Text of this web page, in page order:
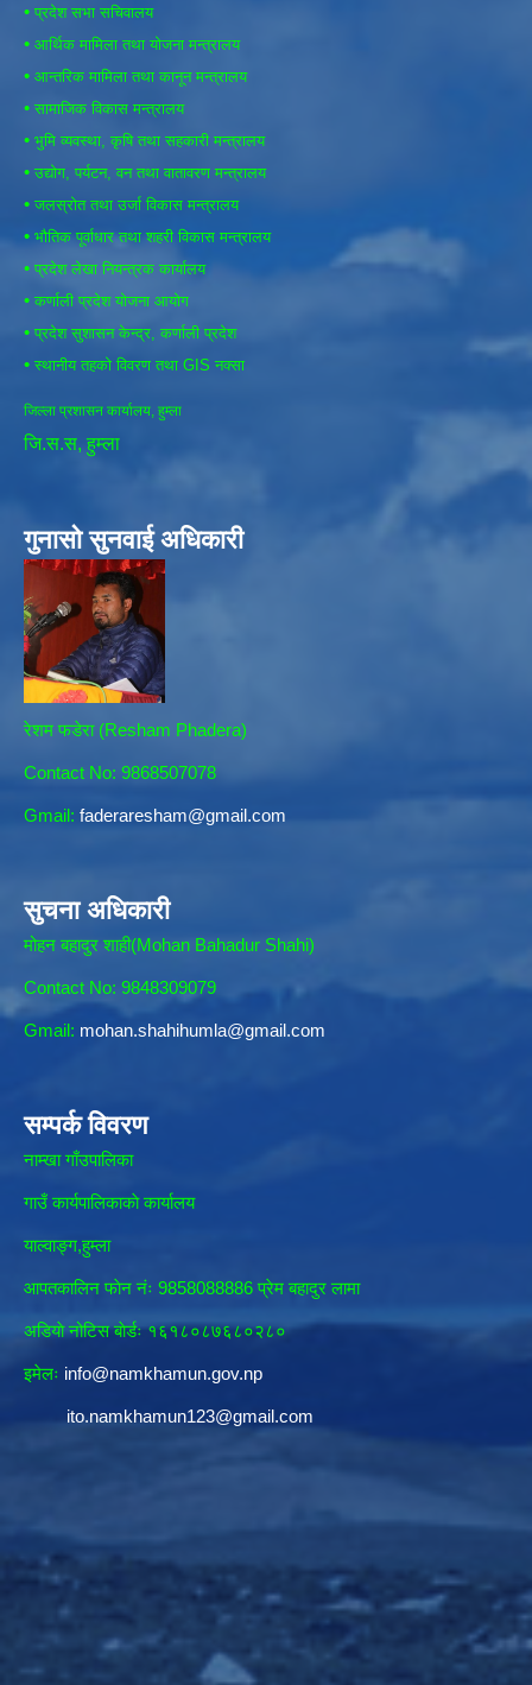
• प्रदेश सभा सचिवालय
• आर्थिक मामिला तथा योजना मन्त्रालय
• आन्तरिक मामिला तथा कानून मन्त्रालय
• सामाजिक विकास मन्त्रालय
• भुमि व्यवस्था, कृषि तथा सहकारी मन्त्रालय
• उद्योग, पर्यटन, वन तथा वातावरण मन्त्रालय
• जलस्रोत तथा उर्जा विकास मन्त्रालय
• भौतिक पूर्वाधार तथा शहरी विकास मन्त्रालय
• प्रदेश लेखा नियन्त्रक कार्यालय
• कर्णाली प्रदेश योजना आयोग
• प्रदेश सुशासन केन्द्र, कर्णाली प्रदेश
• स्थानीय तहको विवरण तथा GIS नक्सा
जिल्ला प्रशासन कार्यालय, हुम्ला
जि.स.स, हुम्ला
गुनासो सुनवाई अधिकारी
रेशम फडेरा (Resham Phadera)
Contact No: 9868507078
Gmail: faderaresham@gmail.com
सुचना अधिकारी
मोहन बहादुर शाही(Mohan Bahadur Shahi)
Contact No: 9848309079
Gmail: mohan.shahihumla@gmail.com
सम्पर्क विवरण
नाम्खा गाँउपालिका
गाउँ कार्यपालिकाकाे कार्यालय
याल्वाङ्ग,हुम्ला
आपतकालिन फाेन नंः 9858088886 प्रेम बहादुर लामा
अडियाे नोटिस बाेर्डः १६१८०८७६८०२८०
इमेलः info@namkhamun.gov.np
ito.namkhamun123@gmail.com